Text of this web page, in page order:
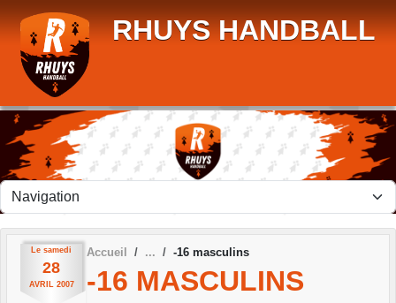
RHUYS HANDBALL
Le samedi
28
AVRIL 2007
Accueil -16 masculins
-16 MASCULINS
Panneau de gestion des cookies